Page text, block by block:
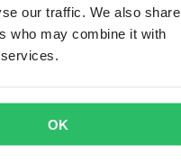
our traffic. We also share
who may combine it with
OK